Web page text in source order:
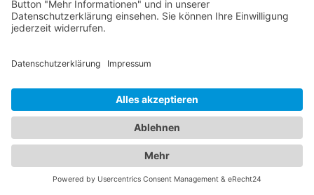
Unternehmen hinzufügen
Anzeigenschaltung
Datenschutz
Cookie-Einstellungen
Beliebte Kategorien
Autovermietung